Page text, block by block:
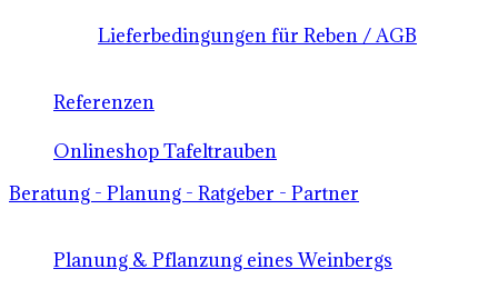
Lieferbedingungen für Reben / AGB
Referenzen
Onlineshop Tafeltrauben
Beratung - Planung - Ratgeber - Partner
Planung & Pflanzung eines Weinbergs